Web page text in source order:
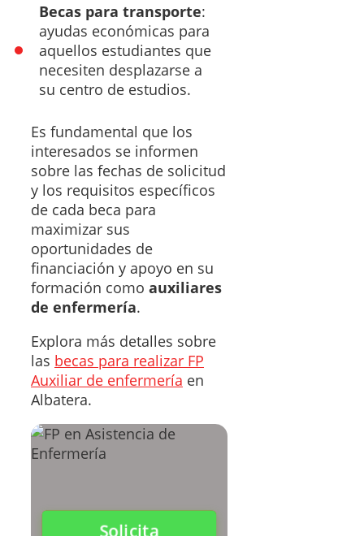
Becas para transporte:
ayudas económicas para
aquellos estudiantes que
necesiten desplazarse a
su centro de estudios.
Es fundamental que los
interesados se informen
sobre las fechas de solicitud
y los requisitos específicos
de cada beca para
maximizar sus
oportunidades de
financiación y apoyo en su
formación como auxiliares
de enfermería.
Explora más detalles sobre
las becas para realizar FP
Auxiliar de enfermería en
Albatera.
Solicita